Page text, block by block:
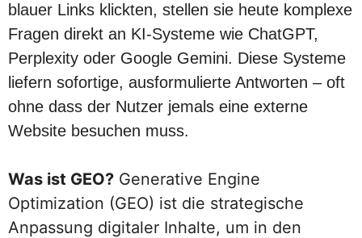
blauer Links klickten, stellen sie heute komplexe
Fragen direkt an KI-Systeme wie ChatGPT,
Perplexity oder Google Gemini. Diese Systeme
liefern sofortige, ausformulierte Antworten – oft
ohne dass der Nutzer jemals eine externe
Website besuchen muss.
Was ist GEO? Generative Engine
Optimization (GEO) ist die strategische
Anpassung digitaler Inhalte, um in den